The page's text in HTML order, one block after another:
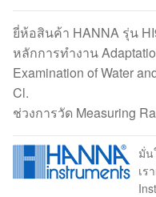
ยี่ห้อสินค้า HANNA รุ่น
หลักการทำงาน
Examination of Water
Cl.
ช่วงการวัด Measuring
มั่น
เร